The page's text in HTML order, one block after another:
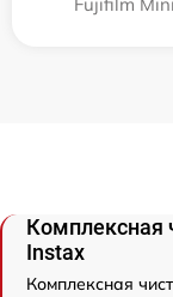
Комплексная
Instax
Комплексная